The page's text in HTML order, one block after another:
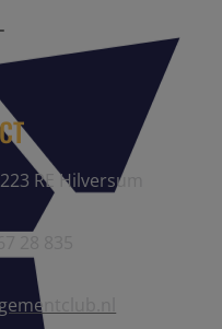
RE Hilversum